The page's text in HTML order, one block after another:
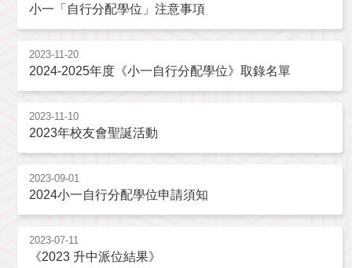
小一「自行分配學位」注意事項
2023-11-20
2024-2025年度《小一自行分配學位》取錄名單
2023-11-10
2023年校友會聖誕活動
2023-09-01
2024小一自行分配學位申請須知
2023-07-11
《2023 升中派位結果》